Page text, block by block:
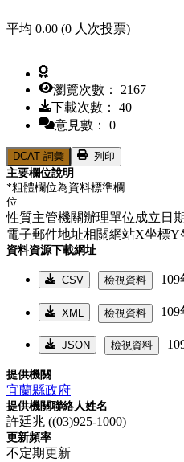
平均 0.00 (0 人次投票)
瀏覽次數： 2167
下載次數： 40
意見數： 0
DCAT 詞彙
列印
主要欄位說明
*粗體欄位為資料標準欄
位
性質主管機關辦理單位成立日
電子郵件地址相關網站X坐標Y
資料資源下載網址
CSV 檢視資料
XML 檢視資料
JSON 檢視資料
提供機關
宜蘭縣政府
提供機關聯絡人姓名
許廷兆 ((03)925-1000)
更新頻率
不定期更新